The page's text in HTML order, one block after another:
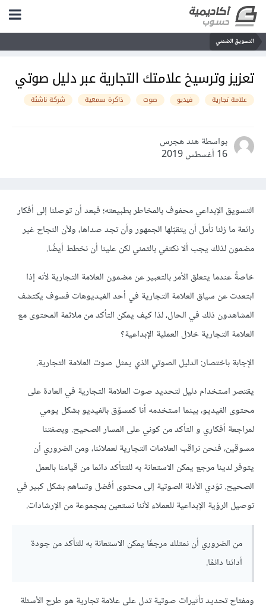
التسويق الضمني
تعزيز وترسيخ علامتك التجارية عبر دليل صوتي
علامة تجارية فيديو صوت ذاكرة سمعية شركة ناشئة
بواسطة هند هجرس
16 أغسطس 2019
التسويق الإبداعي محفوف بالمخاطر بطبيعته؛ فبعد أن توصلنا إلى أفكار
رائعة ما زلنا نأمل أن يتقبّلها الجمهور وأن تجد صداها، ولأن النجاح غير
مضمون لذلك يجب ألا نكتفي بالتمني لكن علينا أن نخطط أيضًا.
خاصةً عندما يتعلق الأمر بالتعبير عن مضمون العلامة التجارية لأنه إذا
ابتعدت عن سياق العلامة التجارية في أحد الفيديوهات فسوف يكتشف
المشاهدون ذلك في الحال، لذا كيف يمكن التأكد من ملائمة المحتوى مع
العلامة التجارية خلال العملية الإبداعية؟
الإجابة باختصار: الدليل الصوتي الذي يمثل صوت العلامة التجارية.
يقتصر استخدام دليل لتحديد صوت العلامة التجارية في العادة على
محتوى الفيديو، بينما استخدمه أنا كمسوّق بالفيديو بشكل يومي
لمراجعة أفكاري و التأكد من كوني على المسار الصحيح. وبصفتنا
مسوقين، فنحن نراقب العلامات التجارية لعملائنا، ومن الضروري أن
يتوفر لدينا مرجع يمكن الاستعانة به للتتأكد دائما من قيامنا بالعمل
الصحيح. تؤدي الأدلة الصوتية إلى محتوى أفضل وتساهم بشكل كبير في
توصيل الرؤية الإبداعية للعملاء لأننا نستعين بمجموعة من الإرشادات.
من الضروري أن نمتلك مرجعًا يمكن الاستعانة به للتأكد من جودة
أدائنا دائمًا.
ومفتاح تحديد تأثيرات صوتية تدل على علامة تجارية هو طرح الأسئلة